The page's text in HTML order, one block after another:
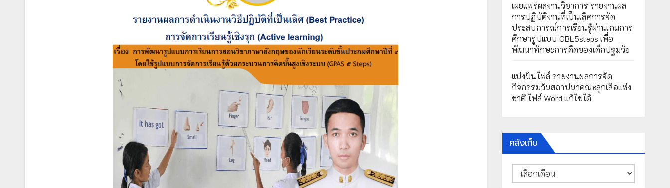
เผยแพร่ผลงานวิชาการ รายงานผล
การปฏิบัติงานที่เป็นเลิศการจัด
ประสบการณ์การเรียนรู้ผ่านเกมการ
ศึกษารูปแบบ GBL5steps เพื่อ
พัฒนาทักษะการคิดของเด็กปฐมวัย
แบ่งปันไฟล์ รายงานผลการจัด
กิจกรรมวันสถาปนาคณะลูกเสือแห่ง
ชาติ ไฟล์ Word แก้ไขได้
คลังเก็บ
คลัง
เก็บ